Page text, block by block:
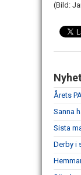
(Bild:
Årets
Sanna
Sista
Derby i